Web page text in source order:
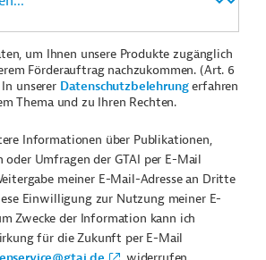
um Ihnen unsere Produkte zugänglich
Förderauftrag nachzukommen. (Art. 6
unserer Datenschutzbelehrungerfahren
Thema und zu Ihren Rechten.
Informationen über Publikationen,
oder Umfragen der GTAI per E-Mail
meiner E-Mail-Adresse an Dritte
Einwilligung zur Nutzung meiner E-
Zwecke der Information kann ich
für die Zukunft per E-Mail